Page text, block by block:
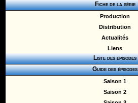
Fiche de la série
Production
Distribution
Actualités
Liens
Liste des épisodes
Guide des épisodes
Saison 1
Saison 2